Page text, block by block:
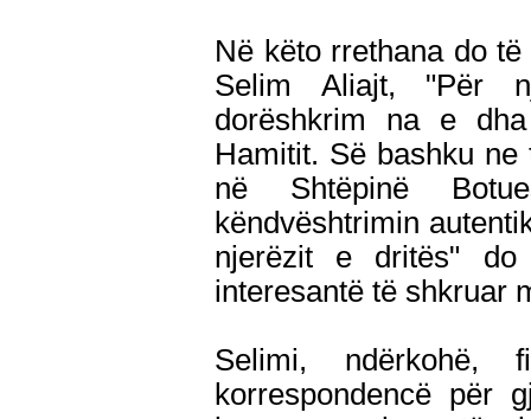
Në këto rrethana do
Selim Aliajt, "Për
dorëshkrim na e
Hamitit. Së bashku
në Shtëpinë
këndvështrimin
njerëzit e dritës"
interesantë të shkruar
Selimi,
korrespondencë për